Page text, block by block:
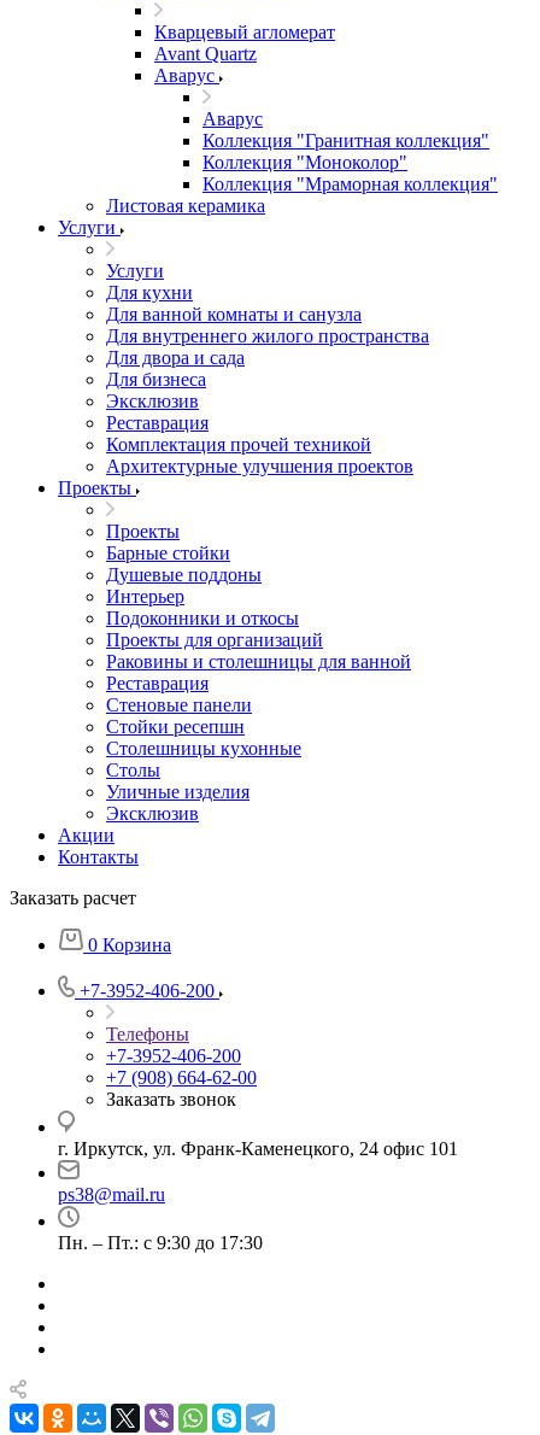
Кварцевый агломерат
Avant Quartz
Аварус
Аварус
Коллекция "Гранитная коллекция"
Коллекция "Моноколор"
Коллекция "Мраморная коллекция"
Листовая керамика
Услуги
Услуги
Для кухни
Для ванной комнаты и санузла
Для внутреннего жилого пространства
Для двора и сада
Для бизнеса
Эксклюзив
Реставрация
Комплектация прочей техникой
Архитектурные улучшения проектов
Проекты
Проекты
Барные стойки
Душевые поддоны
Интерьер
Подоконники и откосы
Проекты для организаций
Раковины и столешницы для ванной
Реставрация
Стеновые панели
Стойки ресепшн
Столешницы кухонные
Столы
Уличные изделия
Эксклюзив
Акции
Контакты
Заказать расчет
0 Корзина
+7-3952-406-200
Телефоны
+7-3952-406-200
+7 (908) 664-62-00
Заказать звонок
г. Иркутск, ул. Франк-Каменецкого, 24 офис 101
ps38@mail.ru
Пн. – Пт.: с 9:30 до 17:30